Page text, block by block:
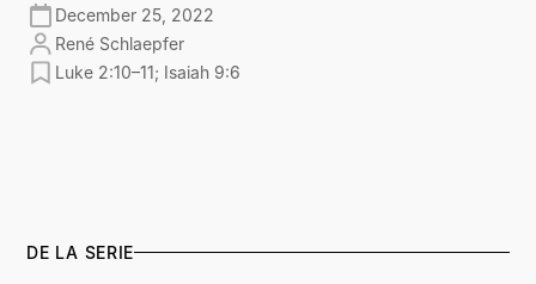
December 25, 2022
René Schlaepfer
Luke 2:10–11; Isaiah 9:6
DE LA SERIE